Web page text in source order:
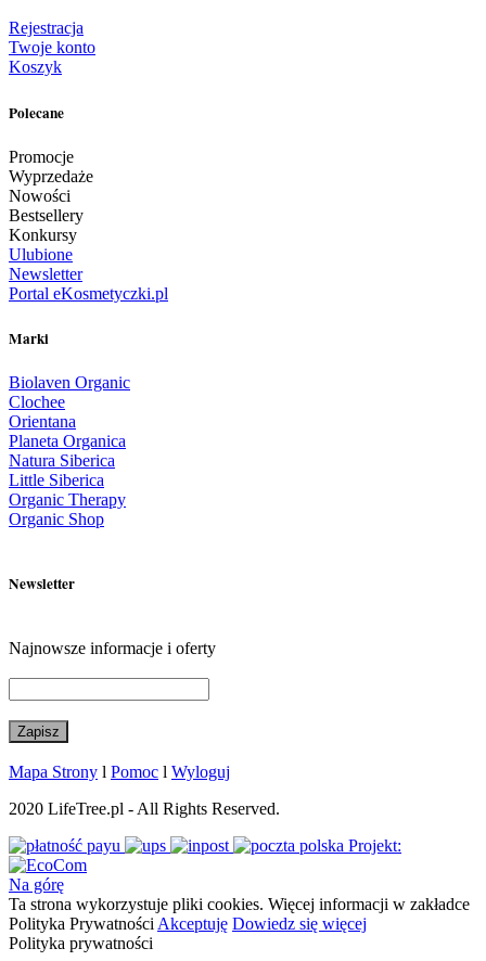
Rejestracja
Twoje konto
Koszyk
Polecane
Promocje
Wyprzedaże
Nowości
Bestsellery
Konkursy
Ulubione
Newsletter
Portal eKosmetyczki.pl
Marki
Biolaven Organic
Clochee
Orientana
Planeta Organica
Natura Siberica
Little Siberica
Organic Therapy
Organic Shop
Newsletter
Najnowsze informacje i oferty
Mapa Strony l Pomoc l Wyloguj
2020 LifeTree.pl - All Rights Reserved.
Projekt:
Na górę
Ta strona wykorzystuje pliki cookies. Więcej informacji w zakładce
Polityka Prywatności Akceptuję Dowiedz się więcej
Polityka prywatności